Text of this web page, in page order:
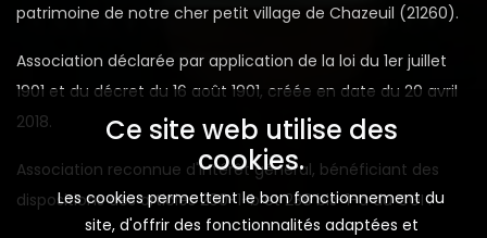
patrimoine de notre cher petit village de Chazeuil (21260).
Association déclarée par application de la loi du 1er juillet
1901 et du décret du 16 août 1901, créée en date du 20 avril
2018.
Association reconnue d'intérêt général, bénéficiant des
dispositions des articles 200-1-b et 238 bis-1-a du CGI .
Ce site web utilise des
cookies.
Les cookies permettent le bon fonctionnement du
site, d'offrir des fonctionnalités adaptées et